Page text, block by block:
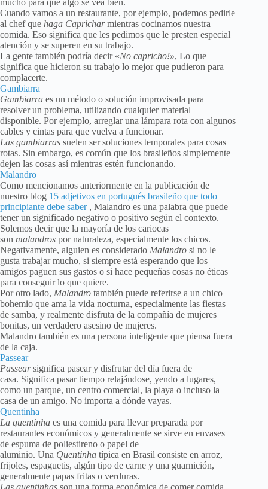
mucho para que algo se vea bien.
Cuando vamos a un restaurante, por ejemplo, podemos pedirle
al chef que haga Capricharmientras cocinamos nuestra
comida. Eso significa que les pedimos que le presten especial
atención y se superen en su trabajo.
La gente también podría decir «No capricho!», Lo que
significa que hicieron su trabajo lo mejor que pudieron para
complacerte.
Gambiarra
Gambiarra es un método o solución improvisada para
resolver un problema, utilizando cualquier material
disponible. Por ejemplo, arreglar una lámpara rota con algunos
cables y cintas para que vuelva a funcionar.
Las gambiarras suelen ser soluciones temporales para cosas
rotas. Sin embargo, es común que los brasileños simplemente
dejen las cosas así mientras estén funcionando.
Malandro
Como mencionamos anteriormente en la publicación de
nuestro blog 15 adjetivos en portugués brasileño que todo
principiante debe saber, Malandro es una palabra que puede
tener un significado negativo o positivo según el contexto.
Solemos decir que la mayoría de los cariocas
son malandros por naturaleza, especialmente los chicos.
Negativamente, alguien es considerado Malandro si no le
gusta trabajar mucho, si siempre está esperando que los
amigos paguen sus gastos o si hace pequeñas cosas no éticas
para conseguir lo que quiere.
Por otro lado, Malandro también puede referirse a un chico
bohemio que ama la vida nocturna, especialmente las fiestas
de samba, y realmente disfruta de la compañía de mujeres
bonitas, un verdadero asesino de mujeres.
Malandro también es una persona inteligente que piensa fuera
de la caja.
Passear
Passearsignifica pasear y disfrutar del día fuera de
casa. Significa pasar tiempo relajándose, yendo a lugares,
como un parque, un centro comercial, la playa o incluso la
casa de un amigo. No importa a dónde vayas.
Quentinha
La quentinha es una comida para llevar preparada por
restaurantes económicos y generalmente se sirve en envases
de espuma de poliestireno o papel de
aluminio. Una Quentinha típica en Brasil consiste en arroz,
frijoles, espaguetis, algún tipo de carne y una guarnición,
generalmente papas fritas o verduras.